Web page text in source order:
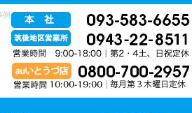
（一覧）をご紹介します。